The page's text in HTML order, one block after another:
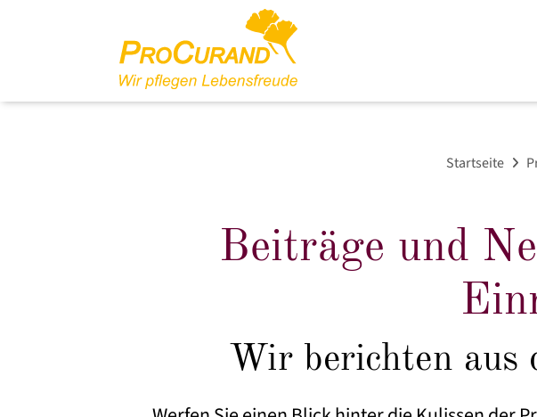
Startseite
Beiträge und
Wir berichten aus